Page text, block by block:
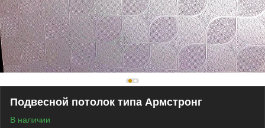
Подвесной потолок типа Армстронг
В наличии